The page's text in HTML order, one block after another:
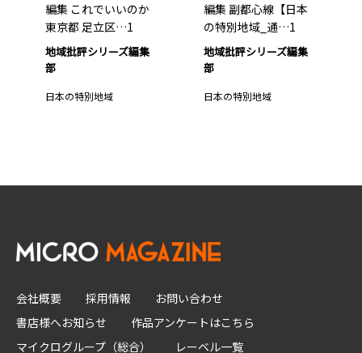
編集 これでいいのか
東京都 足立区…1
地域批評シリーズ編集
部
日本の特別地域
編集 副都心線【日本
の特別地域_通…1
地域批評シリーズ編集
部
日本の特別地域
会社概要 採用情報
お問い合わせ
書店様へお知らせ
作品アンケートはこちら
マイクログループ（総合）
レーベル一覧